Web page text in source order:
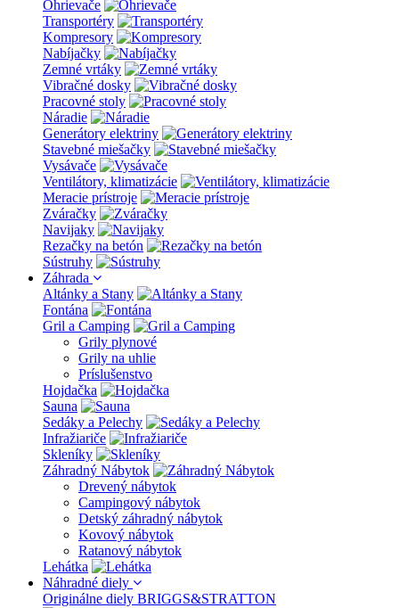
Ohrievače
Transportéry
Kompresory
Nabíjačky
Zemné vrtáky
Vibračné dosky
Pracovné stoly
Náradie
Generátory elektriny
Stavebné miešačky
Vysávače
Ventilátory, klimatizácie
Meracie prístroje
Zváračky
Navijaky
Rezačky na betón
Sústruhy
Záhrada
Altánky a Stany
Fontána
Gril a Camping
Grily plynové
Grily na uhlie
Príslušenstvo
Hojdačka
Sauna
Sedáky a Pelechy
Infražiariče
Skleníky
Záhradný Nábytok
Drevený nábytok
Campingový nábytok
Detský záhradný nábytok
Kovový nábytok
Ratanový nábytok
Lehátka
Náhradné diely
Originálne diely BRIGGS&STRATTON